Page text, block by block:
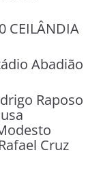
CEILÂNDIA
Abadião
Raposo
Cruz